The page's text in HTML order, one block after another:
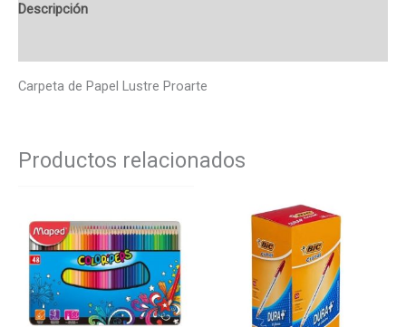
Descripción
Carpeta de Papel Lustre Proarte
Productos relacionados